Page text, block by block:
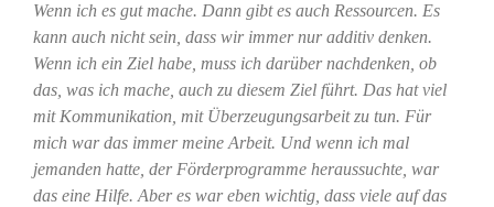
Wenn ich es gut mache. Dann gibt es auch Ressourcen. Es
kann auch nicht sein, dass wir immer nur additiv denken.
Wenn ich ein Ziel habe, muss ich darüber nachdenken, ob
das, was ich mache, auch zu diesem Ziel führt. Das hat viel
mit Kommunikation, mit Überzeugungsarbeit zu tun. Für
mich war das immer meine Arbeit. Und wenn ich mal
jemanden hatte, der Förderprogramme heraussuchte, war
das eine Hilfe. Aber es war eben wichtig, dass viele auf das